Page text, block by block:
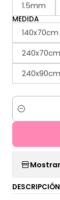
1.5mm
MEDIDA
140x70cm
240x70cm
240x90cm
Cantidad
DESCRIPCIÓN